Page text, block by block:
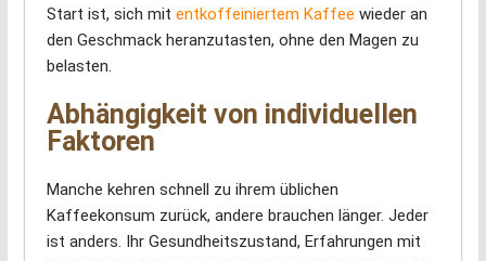
Start ist, sich mit entkoffeiniertem Kaffee wieder an
den Geschmack heranzutasten, ohne den Magen zu
belasten.
Abhängigkeit von individuellen
Faktoren
Manche kehren schnell zu ihrem üblichen
Kaffeekonsum zurück, andere brauchen länger. Jeder
ist anders. Ihr Gesundheitszustand, Erfahrungen mit